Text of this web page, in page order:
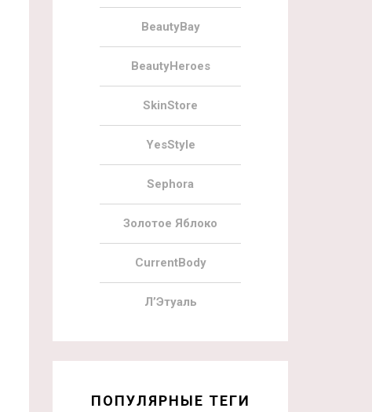
BeautyBay
BeautyHeroes
SkinStore
YesStyle
Sephora
Золотое Яблоко
CurrentBody
Л’Этуаль
ПОПУЛЯРНЫЕ ТЕГИ